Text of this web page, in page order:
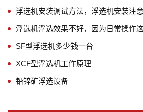
浮选机安装调试方法，浮选机安装注
浮选机浮选效果不好，因为日常操作
SF型浮选机多少钱一台
XCF型浮选机工作原理
铅锌矿浮选设备